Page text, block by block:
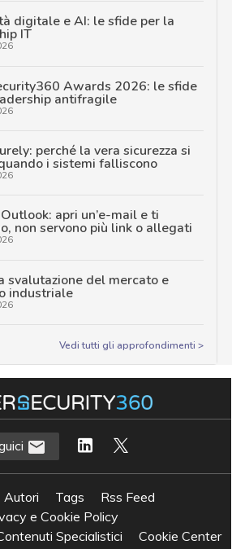
digitale e AI: le sfide per la
IT
Awards 2026: le sfide
antifragile
perché la vera sicurezza si
i sistemi falliscono
apri un’e-mail e ti
non servono più link o allegati
svalutazione del mercato e
industriale
Vedi tutti gli approfondimenti >
Autori Tags
Rss Feed
e Cookie Policy
Specialistici
Cookie Center